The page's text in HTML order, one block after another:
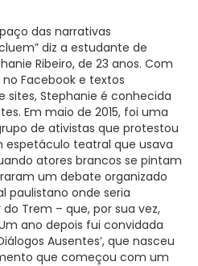
das narrativas
diz a estudante de
Ribeiro, de 23 anos. Com
Facebook e textos
sites, Stephanie é conhecida
Em maio de 2015, foi uma
de ativistas que protestou
espetáculo teatral que usava
atores brancos se pintam
um debate organizado
paulistano onde seria
Trem – que, por sua vez,
ano depois fui convidada
Ausentes’, que nasceu
que começou com um